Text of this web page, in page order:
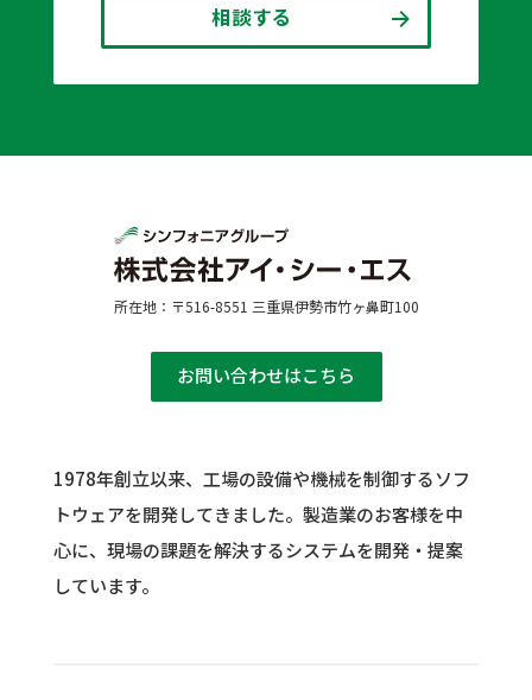
相談する
所在地：〒516-8551 三重県伊勢市竹ヶ鼻町100
お問い合わせはこちら
1978年創立以来、工場の設備や機械を制御するソフ
トウェアを開発してきました。 製造業のお客様を中
心に、現場の課題を解決するシステムを開発・提案
しています。